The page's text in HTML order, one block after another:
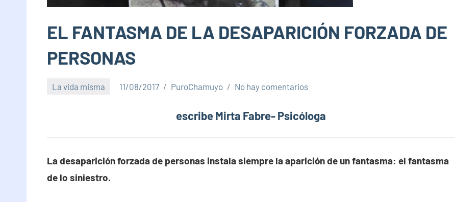
EL FANTASMA DE LA DESAPARICIÓN FORZADA DE
PERSONAS
La vida misma 11/08/2017 PuroChamuyo No hay comentarios
escribe Mirta Fabre- Psicóloga
La desaparición forzada de personas instala siempre la aparición de un fantasma: el fantasma
de lo siniestro.